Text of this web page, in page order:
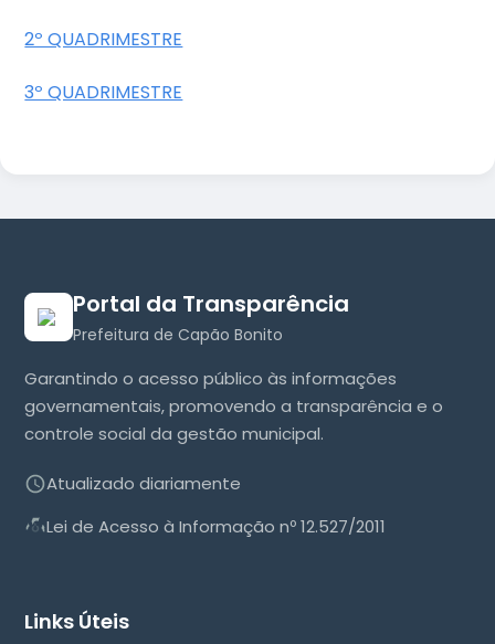
2º QUADRIMESTRE
3º QUADRIMESTRE
Portal da Transparência
Prefeitura de Capão Bonito
Garantindo o acesso público às informações
governamentais, promovendo a transparência e o
controle social da gestão municipal.
Atualizado diariamente
Lei de Acesso à Informação nº 12.527/2011
Links Úteis